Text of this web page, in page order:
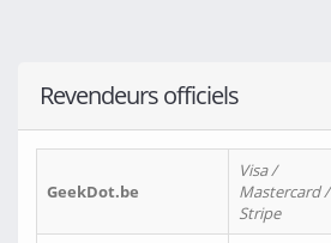
Revendeurs officiels
GeekDot.be
Visa /
Mastercard /
Stripe